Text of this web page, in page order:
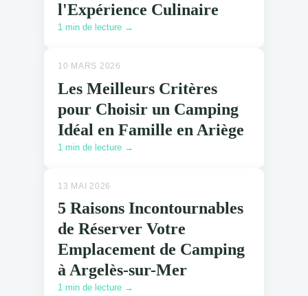
l'Expérience Culinaire
1 min de lecture →
10 MARS 2026
Les Meilleurs Critères
pour Choisir un Camping
Idéal en Famille en Ariège
1 min de lecture →
13 MAI 2026
5 Raisons Incontournables
de Réserver Votre
Emplacement de Camping
à Argelès-sur-Mer
1 min de lecture →